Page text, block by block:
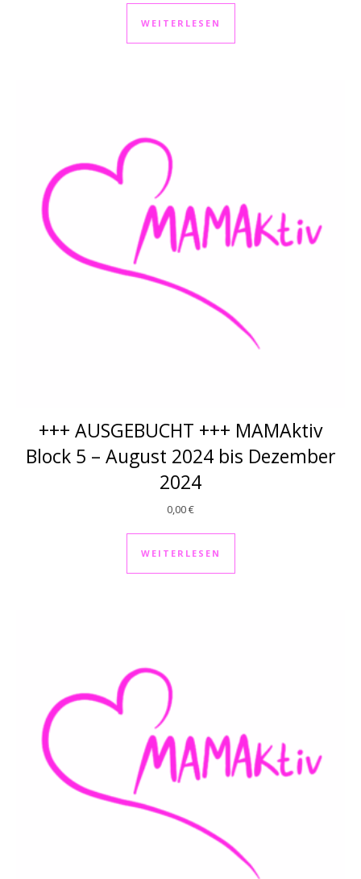
WEITERLESEN
+++ AUSGEBUCHT +++ MAMAktiv
Block 5 – August 2024 bis Dezember
2024
0,00€
WEITERLESEN